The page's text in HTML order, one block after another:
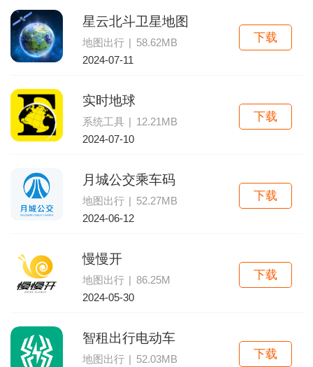
星云北斗卫星地图
地图出行 | 58.62MB
2024-07-11
下载
实时地球
系统工具 | 12.21MB
2024-07-10
下载
月城公交乘车码
地图出行 | 52.27MB
2024-06-12
下载
慢慢开
地图出行 | 86.25M
2024-05-30
下载
智租出行电动车
地图出行 | 52.03MB 下载